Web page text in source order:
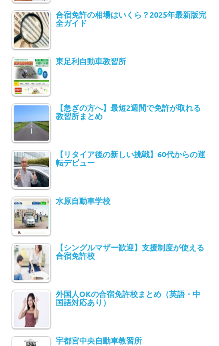
合宿免許の相場はいくら？2025年最新版完
全ガイド
東足利自動車教習所
【急ぎの方へ】最短2週間で免許が取れる
教習所まとめ
【リタイア後の新しい挑戦】60代からの運
転デビュー
水原自動車学校
【シングルマザー歓迎】支援制度が使える
合宿免許校
外国人OKの合宿免許校まとめ（英語・中
国語対応あり）
宇都宮中央自動車教習所